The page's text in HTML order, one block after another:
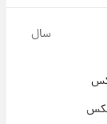
سال
عکس